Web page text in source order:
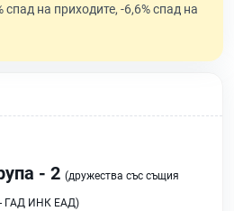
спад на приходите, -6,6% спад на
- 2 (дружества със същия
- ГАД ИНК ЕАД)